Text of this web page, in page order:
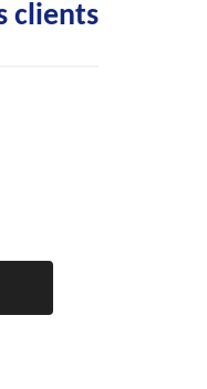
clients